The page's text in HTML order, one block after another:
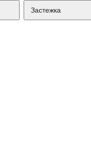
Застежка